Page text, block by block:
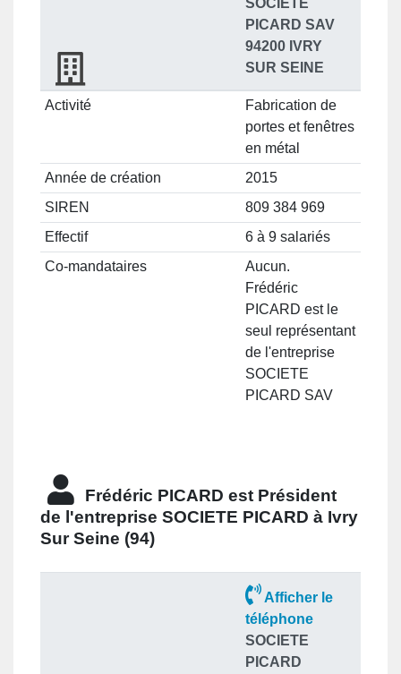
PICARD SAV
94200 IVRY
SUR SEINE
Activité
Fabrication de
portes et fenêtres
en métal
Année de création
2015
SIREN
809 384 969
Effectif
6 à 9 salariés
Co-mandataires
Aucun.
Frédéric
PICARD est le
seul représentant
de l'entreprise
SOCIETE
PICARD SAV
Frédéric PICARD est Président
de l'entreprise SOCIETE PICARD à Ivry
Sur Seine (94)
Afficher le
téléphone
SOCIETE
PICARD